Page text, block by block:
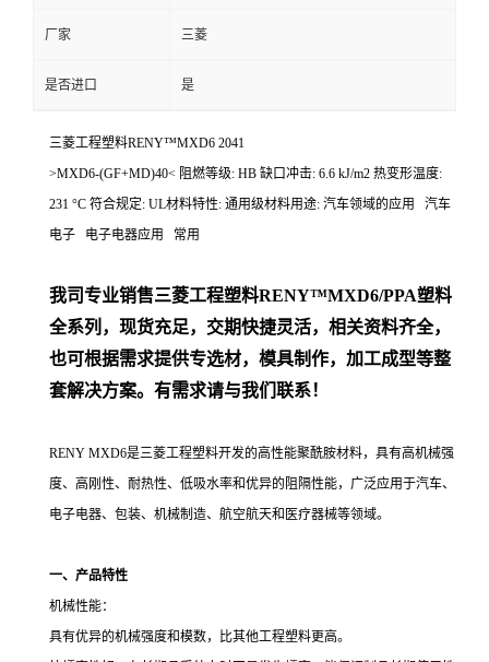
厂家 三菱
是否进口 是
三菱工程塑料RENY™MXD6 2041
>MXD6-(GF+MD)40< 阻燃等级: HB 缺口冲击: 6.6 kJ/m2 热变形温度:
231 °C 符合规定: UL材料特性: 通用级材料用途: 汽车领域的应用 汽车
电子 电子电器应用 常用
我司专业销售三菱工程塑料RENY™MXD6/PPA塑料
全系列，现货充足，交期快捷灵活，相关资料齐全，
也可根据需求提供专选材，模具制作，加工成型等整
套解决方案。有需求请与我们联系！
RENY MXD6是三菱工程塑料开发的高性能聚酰胺材料，具有高机械强
度、高刚性、耐热性、低吸水率和优异的阻隔性能，广泛应用于汽车、
电子电器、包装、机械制造、航空航天和医疗器械等领域。
一、产品特性
机械性能：
具有优异的机械强度和模数，比其他工程塑料更高。